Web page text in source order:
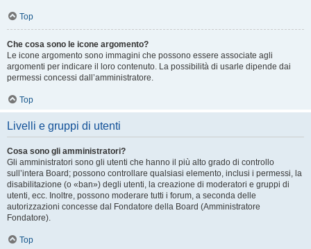
Top
Che cosa sono le icone argomento?
Le icone argomento sono immagini che possono essere associate agli
argomenti per indicare il loro contenuto. La possibilità di usarle dipende dai
permessi concessi dall’amministratore.
Top
Livelli e gruppi di utenti
Cosa sono gli amministratori?
Gli amministratori sono gli utenti che hanno il più alto grado di controllo
sull’intera Board; possono controllare qualsiasi elemento, inclusi i permessi, la
disabilitazione (o «ban») degli utenti, la creazione di moderatori e gruppi di
utenti, ecc. Inoltre, possono moderare tutti i forum, a seconda delle
autorizzazioni concesse dal Fondatore della Board (Amministratore
Fondatore).
Top